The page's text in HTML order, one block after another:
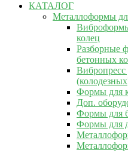
КАТАЛОГ
Металлоформы
колец
Разборные
бетонных
Вибропресс
Формы для
Доп.
Формы для
Формы для